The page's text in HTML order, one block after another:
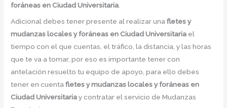
foráneas en Ciudad Universitaria
Adicional debes tener presente al realizar unafletes y
mudanzas locales y foráneas en Ciudad Universitaria el
tiempo con el que cuentas, el tráfico, la distancia, y las horas
que te va a tomar, por eso es importante tener con
antelación resuelto tu equipo de apoyo, para ello debes
tener en cuentafletes y mudanzas locales y foráneas en
Ciudad Universitariay contratar el servicio de Mudanzas